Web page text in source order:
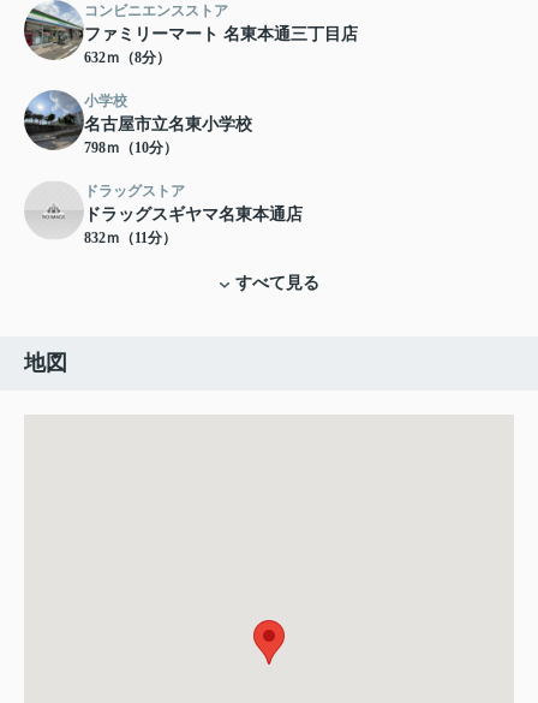
コンビニエンスストア
ファミリーマート 名東本通三丁目店
632ｍ（8分）
小学校
名古屋市立名東小学校
798ｍ（10分）
ドラッグストア
ドラッグスギヤマ名東本通店
832ｍ（11分）
すべて見る
地図